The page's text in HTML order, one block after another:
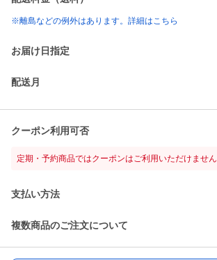
※離島などの例外はあります。詳細はこちら
お届け日指定
配送月
クーポン利用可否
定期・予約商品ではクーポンはご利用いただけません
支払い方法
複数商品のご注文について